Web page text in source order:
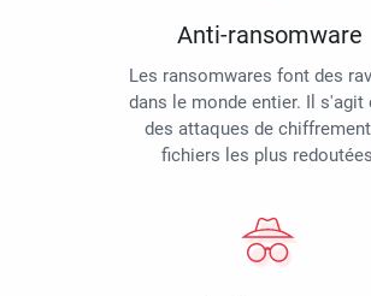
Anti-ransomware
Les ransomwares font des
dans le monde entier. Il s'agit
des attaques de
fichiers les plus